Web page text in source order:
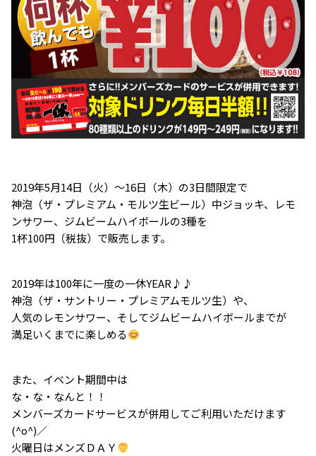
2019年5月14日（火）～16日（木）の3日間限定で
神泡（ザ・プレミアム・モルツ生ビール）中ジョッキ、レモ
ンサワー、ジムビームハイボールの3種を
1杯100円（税抜）で販売します。
2019年は100年に一度の一休YEAR♪♪
神泡（ザ・サントリー・プレミアムモルツ生）や、
人気のレモンサワー、そしてジムビームハイボールまでが
満足いくまでに楽しめる
また、イベント期間中は
な・な・なんと！！
メンバーズカードサービスが併用してご利用いただけます
(^o^)／
火曜日はメンズＤＡＹ